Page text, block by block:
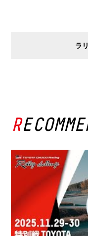
ラ